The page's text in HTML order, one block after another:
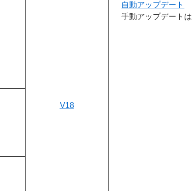
自動アップデート
手動アップデートは
V18